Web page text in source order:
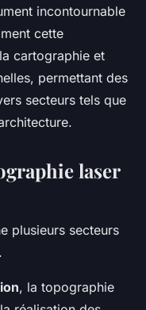
incontournable
cette
cartographie et
permettant des
secteurs tels que
laser
plusieurs secteurs
, la topographie